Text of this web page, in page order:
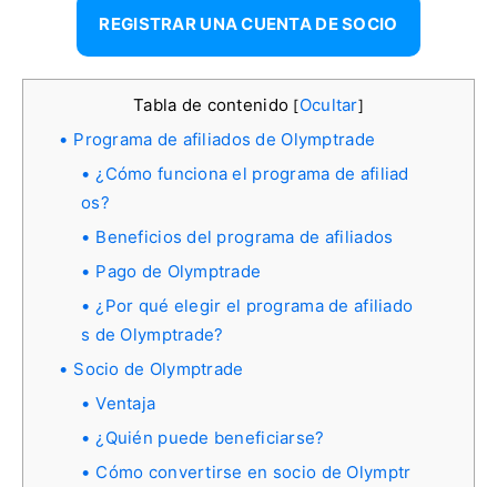
REGISTRAR UNA CUENTA DE SOCIO
Tabla de contenido [Ocultar]
Programa de afiliados de Olymptrade
¿Cómo funciona el programa de afiliad
os?
Beneficios del programa de afiliados
Pago de Olymptrade
¿Por qué elegir el programa de afiliado
s de Olymptrade?
Socio de Olymptrade
Ventaja
¿Quién puede beneficiarse?
Cómo convertirse en socio de Olymptr